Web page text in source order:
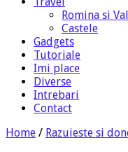
Romina si
Castele
Gadgets
Tutoriale
Imi place
Diverse
Intrebari
Contact
Home / Razuieste si